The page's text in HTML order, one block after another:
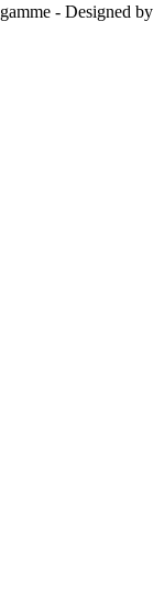
- Designed by